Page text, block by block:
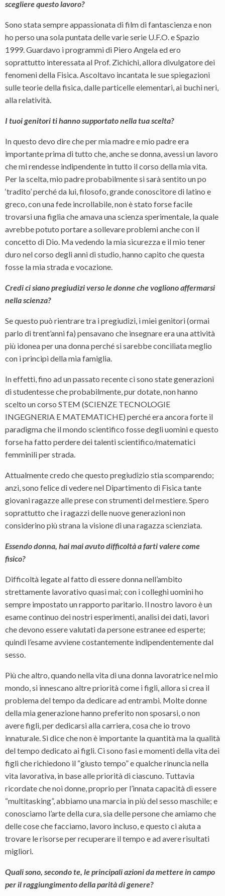
scegliere questo lavoro?
Sono stata sempre appassionata di film di fantascienza e non
ho perso una sola puntata delle varie serie U.F.O. e Spazio
1999. Guardavo i programmi di Piero Angela ed ero
soprattutto interessata al Prof. Zichichi, allora divulgatore dei
fenomeni della Fisica. Ascoltavo incantata le sue spiegazioni
sulle teorie della fisica, dalle particelle elementari, ai buchi neri,
alla relatività.
I tuoi genitori ti hanno supportato nella tua scelta?
In questo devo dire che per mia madre e mio padre era
importante prima di tutto che, anche se donna, avessi un lavoro
che mi rendesse indipendente in tutto il corso della mia vita.
Per la scelta, mio padre probabilmente si sarà sentito un po
‘tradito’ perché da lui, filosofo, grande conoscitore di latino e
greco, con una fede incrollabile, non è stato forse facile
trovarsi una figlia che amava una scienza sperimentale, la quale
avrebbe potuto portare a sollevare problemi anche con il
concetto di Dio. Ma vedendo la mia sicurezza e il mio tener
duro nel corso degli anni di studio, hanno capito che questa
fosse la mia strada e vocazione.
Credi ci siano pregiudizi verso le donne che vogliono affermarsi
nella scienza?
Se questo può rientrare tra i pregiudizi, i miei genitori (ormai
parlo di trent’anni fa) pensavano che insegnare era una attività
più idonea per una donna perché si sarebbe conciliata meglio
con i principi della mia famiglia.
In effetti, fino ad un passato recente ci sono state generazioni
di studentesse che probabilmente, pur dotate, non hanno
scelto un corso STEM (SCIENZE TECNOLOGIE
INGEGNERIA E MATEMATICHE) perché era ancora forte il
paradigma che il mondo scientifico fosse degli uomini e questo
forse ha fatto perdere dei talenti scientifico/matematici
femminili per strada.
Attualmente credo che questo pregiudizio stia scomparendo;
anzi, sono felice di vedere nel Dipartimento di Fisica tante
giovani ragazze alle prese con strumenti del mestiere. Spero
soprattutto che i ragazzi delle nuove generazioni non
considerino più strana la visione di una ragazza scienziata.
Essendo donna, hai mai avuto difficoltà a farti valere come
fisico?
Difficoltà legate al fatto di essere donna nell’ambito
strettamente lavorativo quasi mai; con i colleghi uomini ho
sempre impostato un rapporto paritario. Il nostro lavoro è un
esame continuo dei nostri esperimenti, analisi dei dati, lavori
che devono essere valutati da persone estranee ed esperte;
quindi l’esame avviene costantemente indipendentemente dal
sesso.
Più che altro, quando nella vita di una donna lavoratrice nel mio
mondo, si innescano altre priorità come i figli, allora si crea il
problema del tempo da dedicare ad entrambi. Molte donne
della mia generazione hanno preferito non sposarsi, o non
avere figli, per dedicarsi alla carriera, cosa che io trovo
innaturale. Si dice che non è importante la quantità ma la qualità
del tempo dedicato ai figli. Ci sono fasi e momenti della vita dei
figli che richiedono il “giusto tempo” e qualche rinuncia nella
vita lavorativa, in base alle priorità di ciascuno. Tuttavia
ricordate che noi donne, proprio per l’innata capacità di essere
“multitasking”, abbiamo una marcia in più del sesso maschile; e
conosciamo l’arte della cura, sia delle persone che amiamo che
delle cose che facciamo, lavoro incluso, e questo ci aiuta a
trovare le risorse per recuperare il tempo e ad avere risultati
migliori.
Quali sono, secondo te, le principali azioni da mettere in campo
per il raggiungimento della parità di genere?